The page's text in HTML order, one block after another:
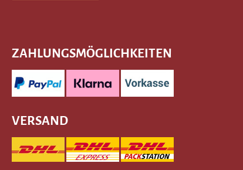
ZAHLUNGSMÖGLICHKEITEN
VERSAND